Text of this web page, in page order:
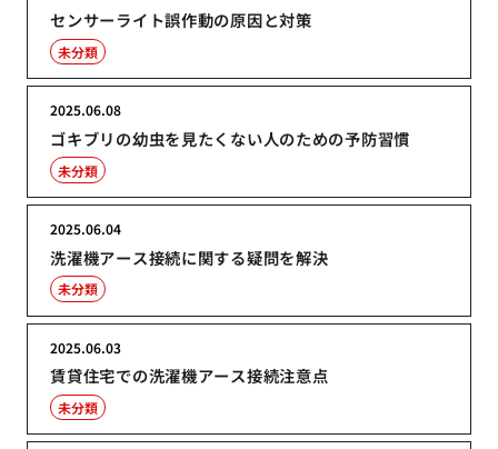
センサーライト誤作動の原因と対策
未分類
ゴキブリの幼虫を見たくない人のための予防習慣
2025.06.08
未分類
洗濯機アース接続に関する疑問を解決
2025.06.04
未分類
賃貸住宅での洗濯機アース接続注意点
2025.06.03
未分類